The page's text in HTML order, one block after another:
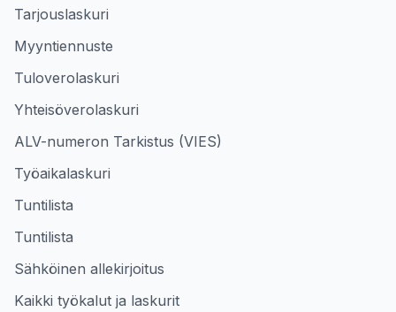
Tarjouslaskuri
Myyntiennuste
Tuloverolaskuri
Yhteisöverolaskuri
ALV-numeron Tarkistus (VIES)
Työaikalaskuri
Tuntilista
Tuntilista
Sähköinen allekirjoitus
Kaikki työkalut ja laskurit